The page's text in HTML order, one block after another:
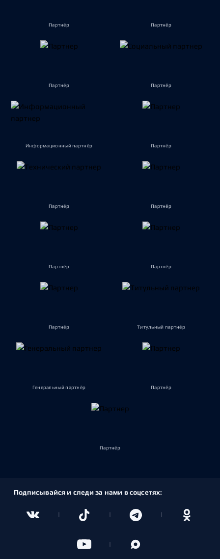
Партнёр Партнёр
Партнёр Партнёр
Информационный партнёр Партнёр
Партнёр Партнёр
Партнёр Партнёр
Партнёр Титульный партнёр
Генеральный партнёр Партнёр
Партнёр
Подписывайся и следи за нами в соцсетях: